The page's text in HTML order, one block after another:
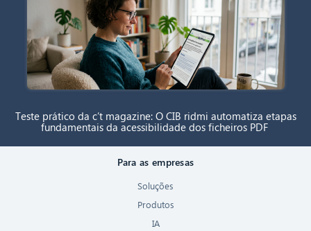
Teste prático da c’t magazine: O CIB ridmi automatiza etapas
fundamentais da acessibilidade dos ficheiros PDF
Para as empresas
Soluções
Produtos
IA